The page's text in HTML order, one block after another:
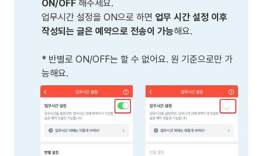
ON/OFF 해주세요.
업무시간 설정을 ON으로 하면 업무 시간 설정 이후
작성되는 글은 예약으로 전송이 가능해요.
* 반별로 ON/OFF는 할 수 없어요. 원 기준으로만 가
능해요.